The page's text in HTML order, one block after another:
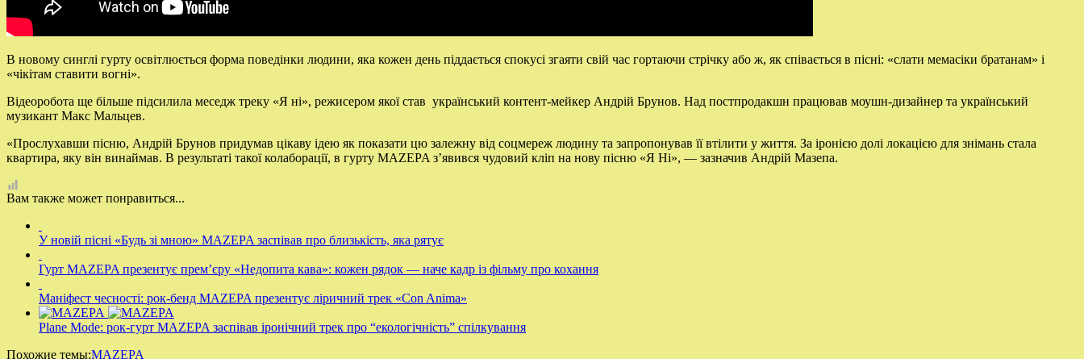
В новому синглі гурту освітлюється форма поведінки людини, яка кожен день піддається спокусі згаяти свій час гортаючи стрічку або ж, як співається в пісні: «слати мемасіки братанам» і
«чікітам ставити вогні».
Відеоробота ще більше підсилила меседж треку «Я ні», режисером якої став український контент-мейкер Андрій Брунов. Над постпродакшн працював моушн-дизайнер та український
музикант Макс Мальцев.
«Прослухавши пісню, Андрій Брунов придумав цікаву ідею як показати цю залежну від соцмереж людину та запропонував її втілити у життя. За іронією долі локацією для знімань стала
квартира, яку він винаймав. В результаті такої колаборації, в гурту MAZEPA зʼявився чудовий кліп на нову пісню «Я Ні», — зазначив Андрій Мазепа.
Вам также может понравиться...
У новій пісні «Будь зі мною» MAZEPA заспівав про близькість, яка рятує
Гурт МАZEPA презентує прем’єру «Недопита кава»: кожен рядок — наче кадр із фільму про кохання
Маніфест чесності: рок-бенд MAZEPA презентує ліричний трек «Con Anima»
Plane Mode: рок-гурт MAZEPA заспівав іронічний трек про “екологічність” спілкування
Похожие темы:MAZEPA